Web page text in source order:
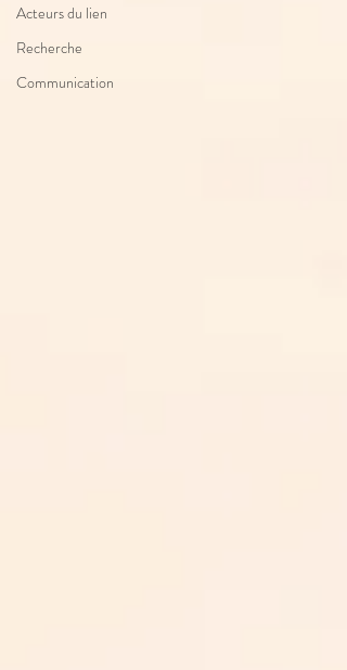
Acteurs du lien
Recherche
Communication